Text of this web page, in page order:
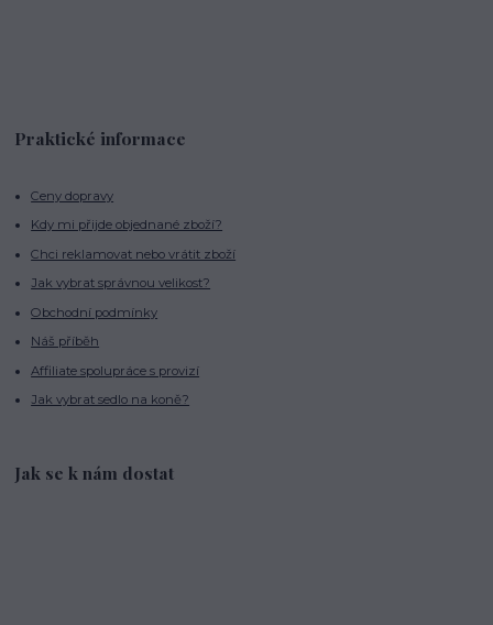
Praktické informace
Ceny dopravy
Kdy mi přijde objednané zboží?
Chci reklamovat nebo vrátit zboží
Jak vybrat správnou velikost?
Obchodní podmínky
Náš příběh
Affiliate spolupráce s provizí
Jak vybrat sedlo na koně?
Jak se k nám dostat